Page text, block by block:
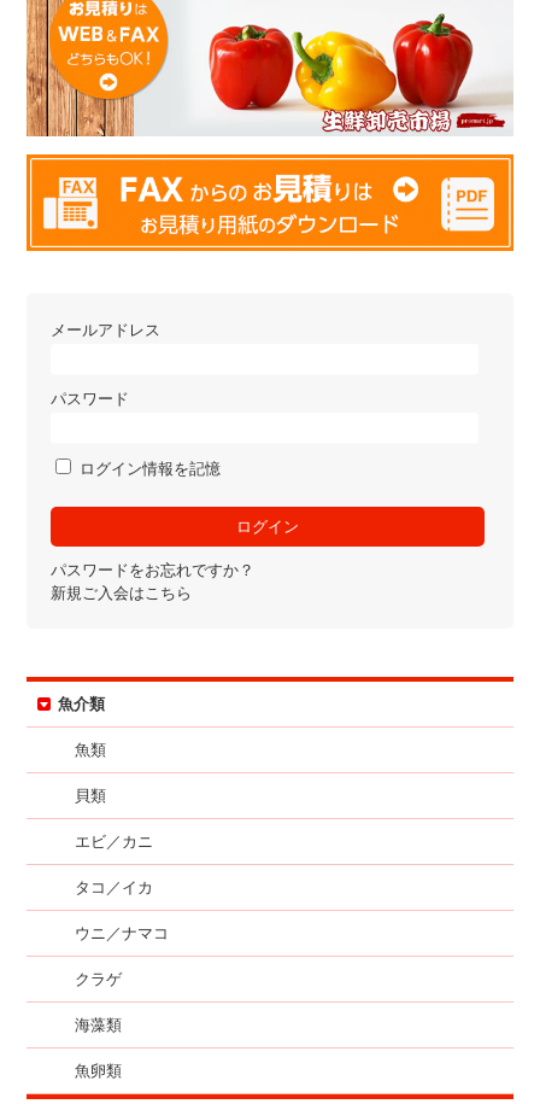
メールアドレス
パスワード
ログイン情報を記憶
パスワードをお忘れですか？
新規ご入会はこちら
魚介類
魚類
貝類
エビ／カニ
タコ／イカ
ウニ／ナマコ
クラゲ
海藻類
魚卵類